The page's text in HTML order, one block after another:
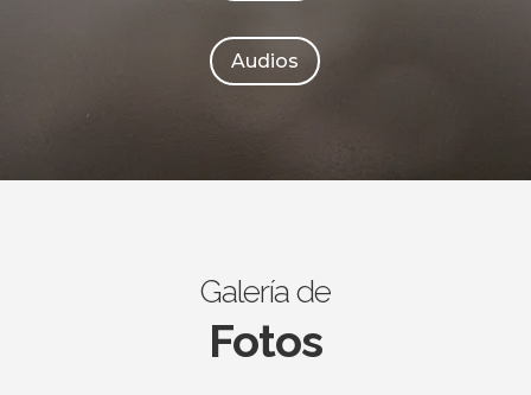
Audios
Galería de
Fotos